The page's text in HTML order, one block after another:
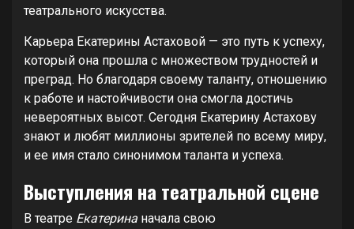
театрального искусства.
Карьера Екатерины Астаховой — это путь к успеху,
который она прошла с множеством трудностей и
преград. Но благодаря своему таланту, отношению
к работе и настойчивости она смогла достичь
невероятных высот. Сегодня Екатерину Астахову
знают и любят миллионы зрителей по всему миру,
и ее имя стало синонимом таланта и успеха.
Выступления на театральной сцене
В театре Екатерина начала свою